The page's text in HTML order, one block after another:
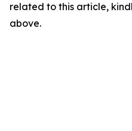
related to this article,
above.